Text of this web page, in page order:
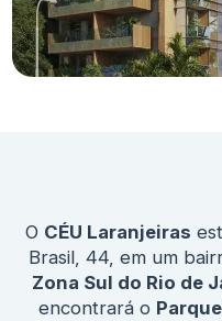
O CÉU Laranjeiras
Brasil, 44, em um
Zona Sul do Rio de
encontrará o